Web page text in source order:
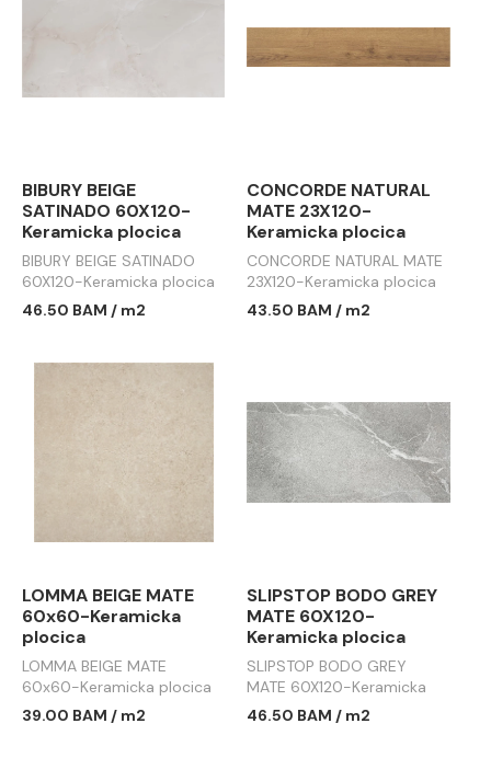
BIBURY BEIGE
SATINADO 60X120-
Keramicka plocica
BIBURY BEIGE SATINADO
60X120-Keramicka plocica
46.50 BAM / m2
CONCORDE NATURAL
MATE 23X120-
Keramicka plocica
CONCORDE NATURAL MATE
23X120-Keramicka plocica
43.50 BAM / m2
LOMMA BEIGE MATE
60x60-Keramicka
plocica
LOMMA BEIGE MATE
60x60-Keramicka plocica
39.00 BAM / m2
SLIPSTOP BODO GREY
MATE 60X120-
Keramicka plocica
SLIPSTOP BODO GREY
MATE 60X120-Keramicka
plocica
46.50 BAM / m2